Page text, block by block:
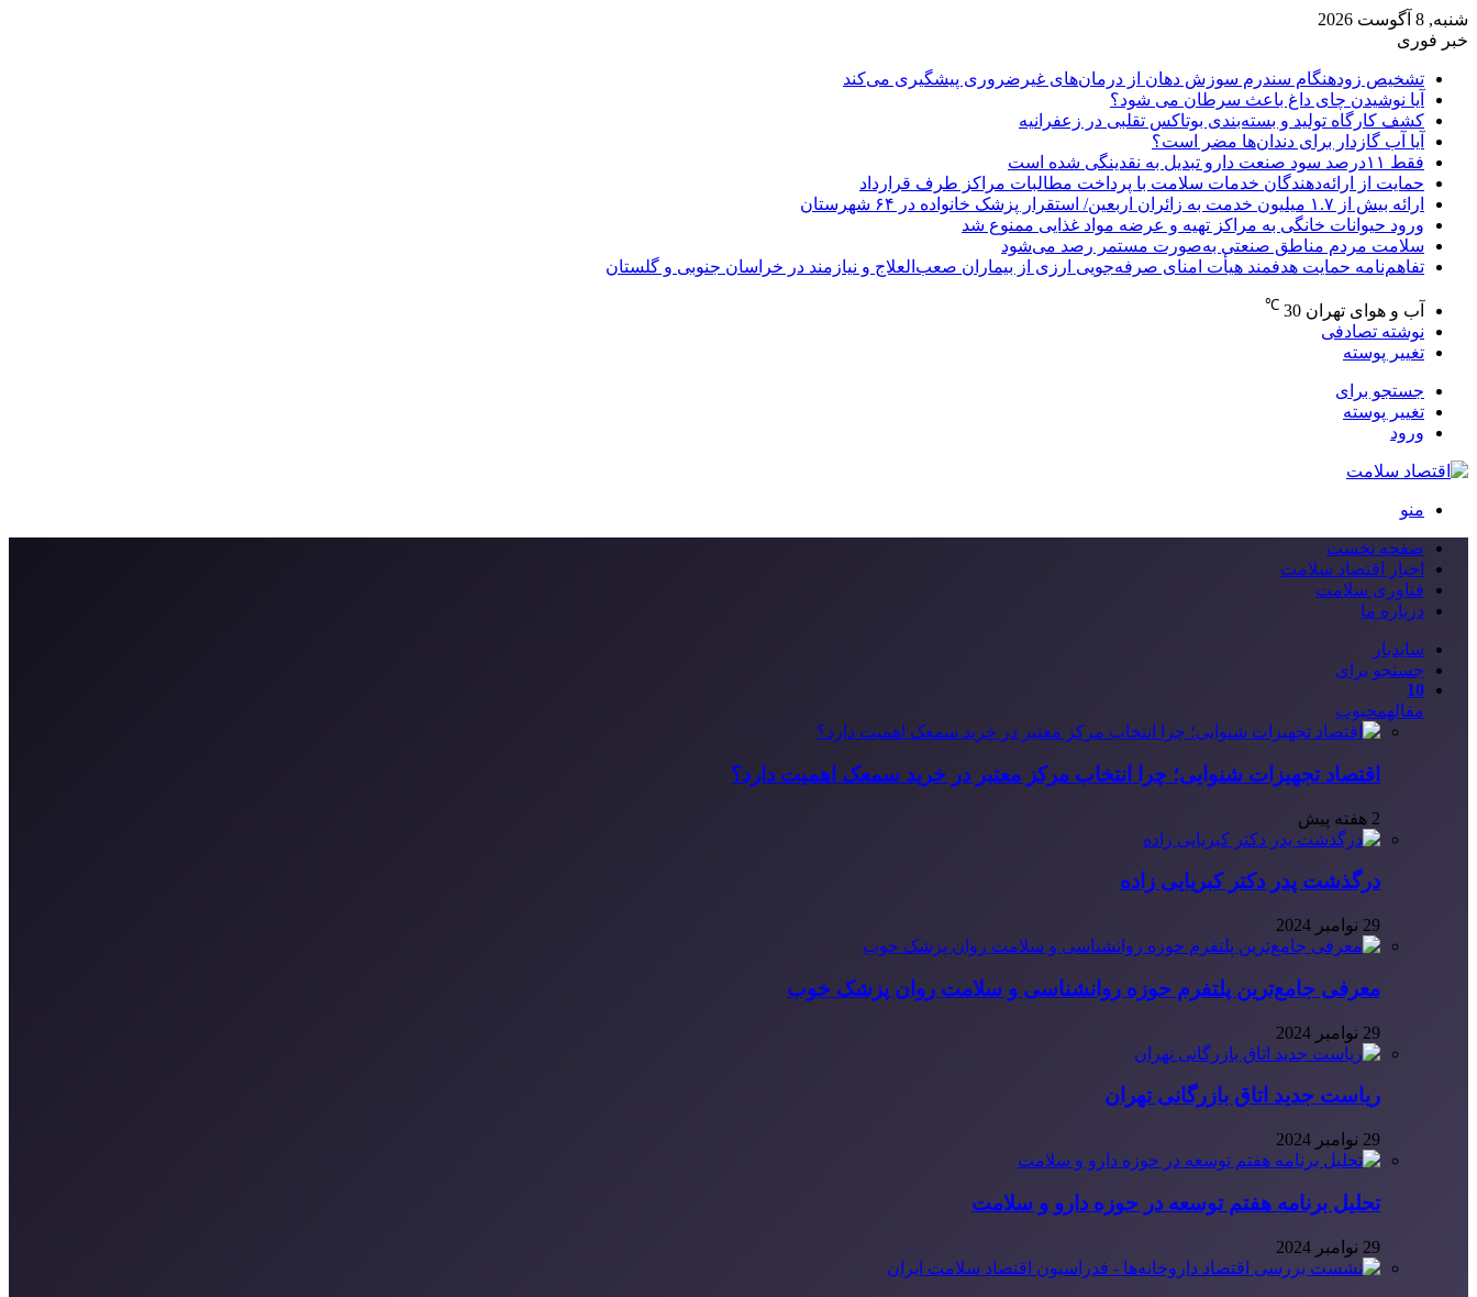
شنبه, 8 آگوست 2026
خبر فوری
تشخیص زودهنگام سندرم سوزش دهان از درمان‌های غیرضروری پیشگیری می‌کند
آیا نوشیدن چای داغ باعث سرطان می شود؟
کشف کارگاه تولید و بسته‌بندی بوتاکس تقلبی در زعفرانیه
آیا آب گازدار برای دندان‌ها مضر است؟
فقط ۱۱‌درصد سود صنعت دارو تبدیل به نقدینگی شده است
حمایت از ارائه‌دهندگان خدمات سلامت با پرداخت مطالبات مراکز طرف قرارداد
ارائه بیش از ۱.۷ میلیون خدمت به زائران اربعین/ استقرار پزشک خانواده در ۶۴ شهرستان
ورود حیوانات خانگی به مراکز تهیه و عرضه مواد غذایی ممنوع شد
سلامت مردم مناطق صنعتی به‌صورت مستمر رصد می‌شود
تفاهم‌نامه حمایت هدفمند هیأت امنای صرفه‌جویی ارزی از بیماران صعب‌العلاج و نیازمند در خراسان جنوبی و گلستان
آب و هوای تهران 30
℃
نوشته تصادفی
تغییر پوسته
جستجو برای
تغییر پوسته
ورود
منو
صفحه نخست
اخبار اقتصاد سلامت
فناوری سلامت
درباره ما
سایدبار
جستجو برای
10
مقالهمحبوب
اقتصاد تجهیزات شنوایی؛ چرا انتخاب مرکز معتبر در خرید سمعک اهمیت دارد؟
2 هفته پیش
درگذشت پدر دکتر کبریایی زاده
29 نوامبر 2024
معرفی جامع‌ترین پلتفرم حوزه روانشناسی و سلامت روان پزشک خوب
29 نوامبر 2024
ریاست جدید اتاق بازرگانی تهران
29 نوامبر 2024
تحلیل برنامه هفتم توسعه در حوزه دارو و سلامت
29 نوامبر 2024